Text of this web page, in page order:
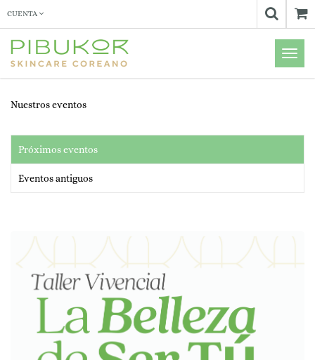
CUENTA
Menú
de
Nuestros eventos
Próximos eventos
Eventos antiguos